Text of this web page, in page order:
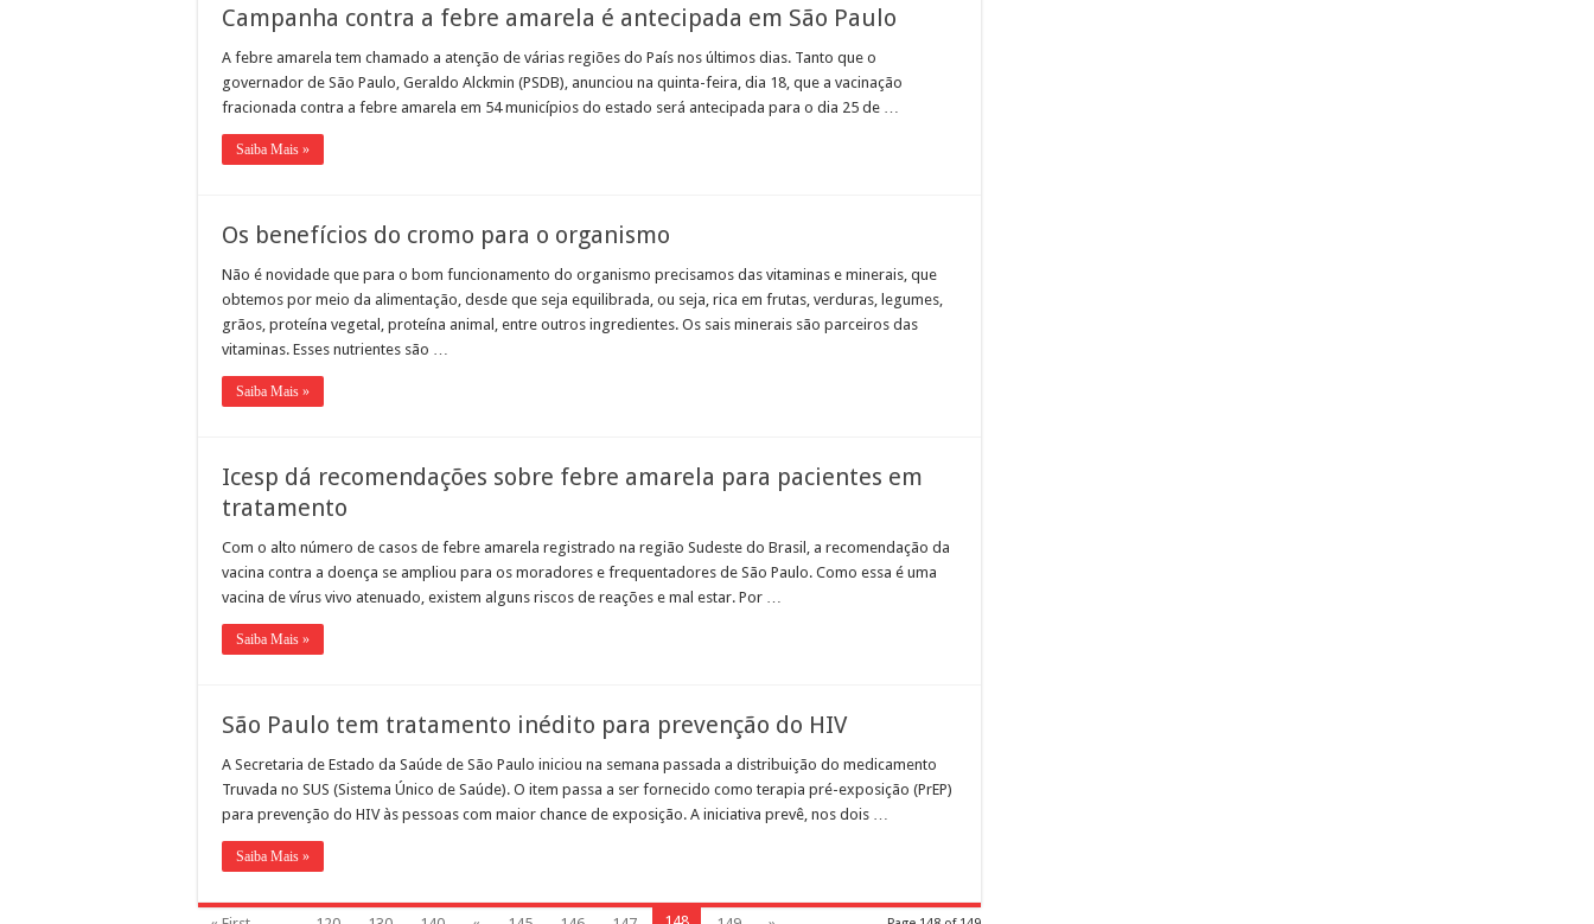
Campanha contra a febre amarela é antecipada em São Paulo
A febre amarela tem chamado a atenção de várias regiões do País nos últimos dias. Tanto que o
governador de São Paulo, Geraldo Alckmin (PSDB), anunciou na quinta-feira, dia 18, que a vacinação
fracionada contra a febre amarela em 54 municípios do estado será antecipada para o dia 25 de …
Saiba Mais »
Os benefícios do cromo para o organismo
Não é novidade que para o bom funcionamento do organismo precisamos das vitaminas e minerais, que
obtemos por meio da alimentação, desde que seja equilibrada, ou seja, rica em frutas, verduras, legumes,
grãos, proteína vegetal, proteína animal, entre outros ingredientes. Os sais minerais são parceiros das
vitaminas. Esses nutrientes são …
Saiba Mais »
Icesp dá recomendações sobre febre amarela para pacientes em
tratamento
Com o alto número de casos de febre amarela registrado na região Sudeste do Brasil, a recomendação da
vacina contra a doença se ampliou para os moradores e frequentadores de São Paulo. Como essa é uma
vacina de vírus vivo atenuado, existem alguns riscos de reações e mal estar. Por …
Saiba Mais »
São Paulo tem tratamento inédito para prevenção do HIV
A Secretaria de Estado da Saúde de São Paulo iniciou na semana passada a distribuição do medicamento
Truvada no SUS (Sistema Único de Saúde). O item passa a ser fornecido como terapia pré-exposição (PrEP)
para prevenção do HIV às pessoas com maior chance de exposição. A iniciativa prevê, nos dois …
Saiba Mais »